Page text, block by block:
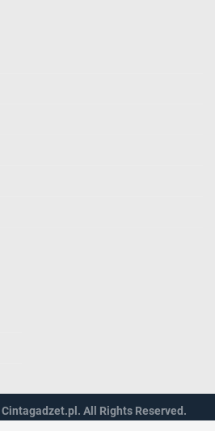
Cintagadzet.pl. All Rights Reserved.